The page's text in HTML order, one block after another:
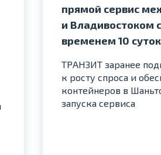
прямой сервис
и Владивостоком
временем 10 суток
ТРАНЗИТ заранее
к росту спроса и
контейнеров в
запуска сервиса